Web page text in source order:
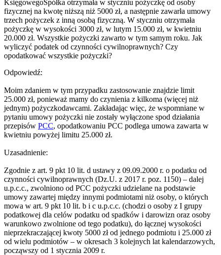
KsięgowegoSpółka otrzymała w styczniu pożyczkę od osoby
fizycznej na kwotę niższą niż 5000 zł, a następnie zawarła umowy
trzech pożyczek z inną osobą fizyczną. W styczniu otrzymała
pożyczkę w wysokości 3000 zł, w lutym 15.000 zł, w kwietniu
20.000 zł. Wszystkie pożyczki zawarto w tym samym roku. Jak
wyliczyć podatek od czynności cywilnoprawnych? Czy
opodatkować wszystkie pożyczki?
Odpowiedź:
Moim zdaniem w tym przypadku zastosowanie znajdzie limit
25.000 zł, ponieważ mamy do czynienia z kilkoma (więcej niż
jednym) pożyczkodawcami. Zakładając więc, że wspomniane w
pytaniu umowy pożyczki nie zostały wyłączone spod działania
przepisów PCC, opodatkowaniu PCC podlega umowa zawarta w
kwietniu powyżej limitu 25.000 zł.
Uzasadnienie:
Zgodnie z art. 9 pkt 10 lit. d ustawy z 09.09.2000 r. o podatku od
czynności cywilnoprawnych (Dz.U. z 2017 r. poz. 1150) – dalej
u.p.c.c., zwolniono od PCC pożyczki udzielane na podstawie
umowy zawartej między innymi podmiotami niż osoby, o których
mowa w art. 9 pkt 10 lit. b i c u.p.c.c. (chodzi o osoby z I grupy
podatkowej dla celów podatku od spadków i darowizn oraz osoby
warunkowo zwolnione od tego podatku), do łącznej wysokości
nieprzekraczającej kwoty 5000 zł od jednego podmiotu i 25.000 zł
od wielu podmiotów – w okresach 3 kolejnych lat kalendarzowych,
począwszy od 1 stycznia 2009 r.